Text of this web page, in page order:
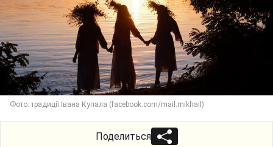
Фото: традиції Івана Купала (facebook.com/mail.mikhail)
Поделиться